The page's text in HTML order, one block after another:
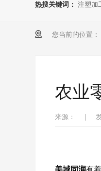
热搜关键词： 注塑加
您当前的位置：
农业
来源： |